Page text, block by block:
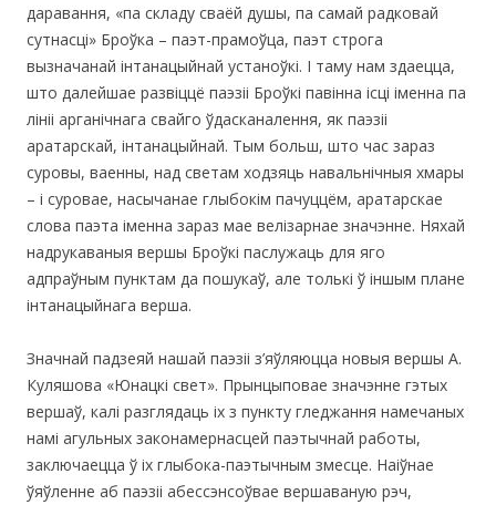
даравання, «па складу сваёй душы, па самай радковай
сутнасці» Броўка – паэт-прамоўца, паэт строга
вызначанай інтанацыйнай устаноўкі. І таму нам здаецца,
што далейшае развіццё паэзіі Броўкі павінна ісці іменна па
лініі арганічнага свайго ўдасканалення, як паэзіі
аратарскай, інтанацыйнай. Тым больш, што час зараз
суровы, ваенны, над светам ходзяць навальнічныя хмары
– і суровае, насычанае глыбокім пачуццём, аратарскае
слова паэта іменна зараз мае велізарнае значэнне. Няхай
надрукаваныя вершы Броўкі паслужаць для яго
адпраўным пунктам да пошукаў, але толькі ў іншым плане
інтанацыйнага верша.
Значнай падзеяй нашай паэзіі з’яўляюцца новыя вершы А.
Куляшова «Юнацкі свет». Прынцыповае значэнне гэтых
вершаў, калі разглядаць іх з пункту гледжання намечаных
намі агульных законамернасцей паэтычнай работы,
заключаецца ў іх глыбока-паэтычным змесце. Наіўнае
ўяўленне аб паэзіі абессэнсоўвае вершаваную рэч,